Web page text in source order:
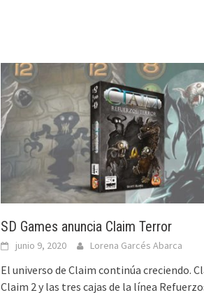
SD Games anuncia Claim Terror
junio 9, 2020 Lorena Garcés Abarca
El universo de Claim continúa creciendo.
Claim 2 y las tres cajas de la línea